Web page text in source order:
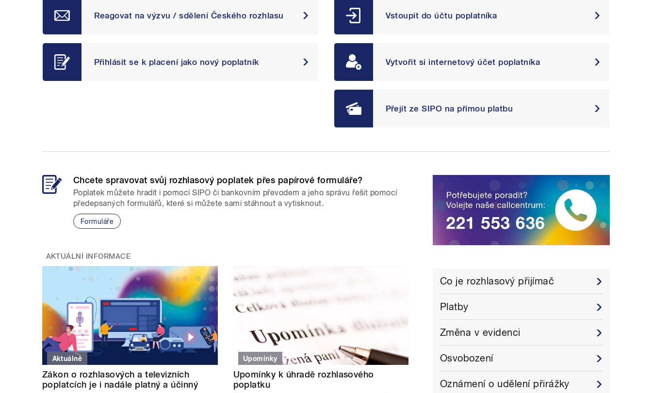
Reagovat na výzvu / sdělení Českého rozhlasu
Přihlásit se k placení jako nový poplatník
Vstoupit do účtu poplatníka
Vytvořit si internetový účet poplatníka
Přejít ze SIPO na přímou platbu
Chcete spravovat svůj rozhlasový poplatek přes papírové formuláře?
Poplatek můžete hradit i pomocí SIPO či bankovním převodem a jeho správu řešit pomocí
předepsaných formulářů, které si můžete sami stáhnout a vytisknout.
Formuláře
AKTUÁLNÍ INFORMACE
Aktuálně
Zákon o rozhlasových a televizních
poplatcích je i nadále platný a účinný
Upomínky
Upomínky k úhradě rozhlasového
poplatku
Co je rozhlasový přijímač
Platby
Změna v evidenci
Osvobození
Oznámení o udělení přirážky